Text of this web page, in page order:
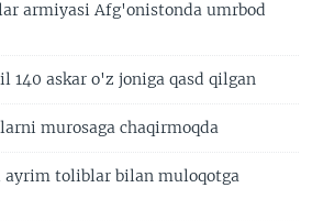
armiyasi Afg'onistonda umrbod
140 askar o'z joniga qasd qilgan
murosaga chaqirmoqda
toliblar bilan muloqotga